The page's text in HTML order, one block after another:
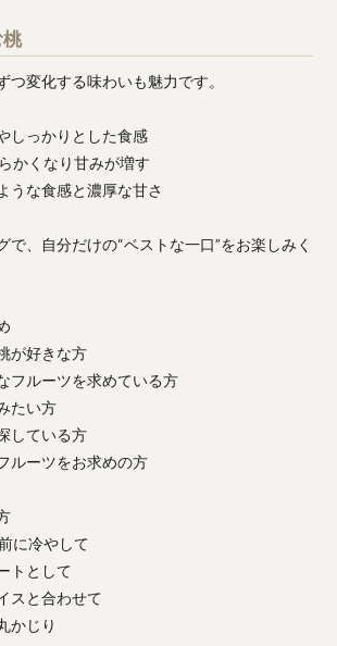
つ変化する味わいも魅力です。
しっかりとした食感
かくなり甘みが増す
うな食感と濃厚な甘さ
で、自分だけの“ベストな一口”をお楽しみく
が好きな方
フルーツを求めている方
たい方
している方
ルーツをお求めの方
に冷やして
トとして
スと合わせて
かじり